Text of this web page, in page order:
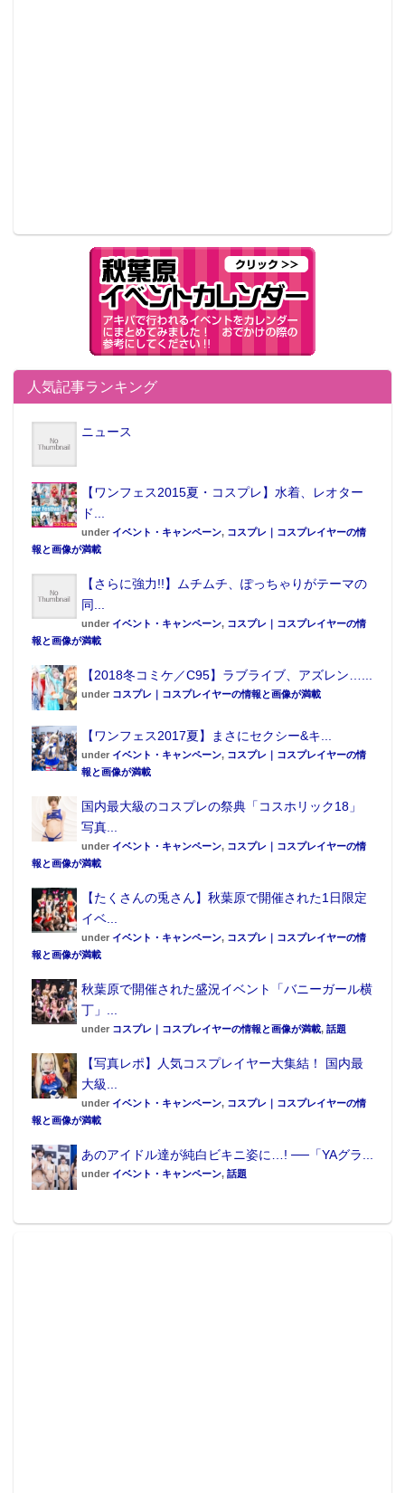
人気記事ランキング
ニュース
【ワンフェス2015夏・コスプレ】水着、レオター
ド...
under イベント・キャンペーン, コスプレ｜コスプレイヤーの情
報と画像が満載
【さらに強力!!】ムチムチ、ぽっちゃりがテーマの
同...
under イベント・キャンペーン, コスプレ｜コスプレイヤーの情
報と画像が満載
【2018冬コミケ／C95】ラブライブ、アズレン…...
under コスプレ｜コスプレイヤーの情報と画像が満載
【ワンフェス2017夏】まさにセクシー&キ...
under イベント・キャンペーン, コスプレ｜コスプレイヤーの情
報と画像が満載
国内最大級のコスプレの祭典「コスホリック18」
写真...
under イベント・キャンペーン, コスプレ｜コスプレイヤーの情
報と画像が満載
【たくさんの兎さん】秋葉原で開催された1日限定
イベ...
under イベント・キャンペーン, コスプレ｜コスプレイヤーの情
報と画像が満載
秋葉原で開催された盛況イベント「バニーガール横
丁」...
under コスプレ｜コスプレイヤーの情報と画像が満載, 話題
【写真レポ】人気コスプレイヤー大集結！ 国内最
大級...
under イベント・キャンペーン, コスプレ｜コスプレイヤーの情
報と画像が満載
あのアイドル達が純白ビキニ姿に…! ──「YAグラ...
under イベント・キャンペーン, 話題